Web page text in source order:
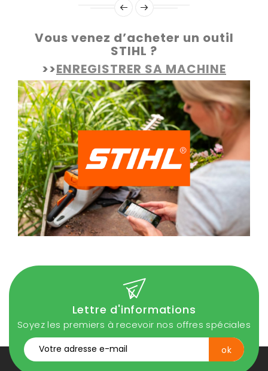
Vous venez d’acheter un outil
STIHL ?
>>ENREGISTRER SA MACHINE
Lettre d'informations
Soyez les premiers à recevoir nos offres spéciales